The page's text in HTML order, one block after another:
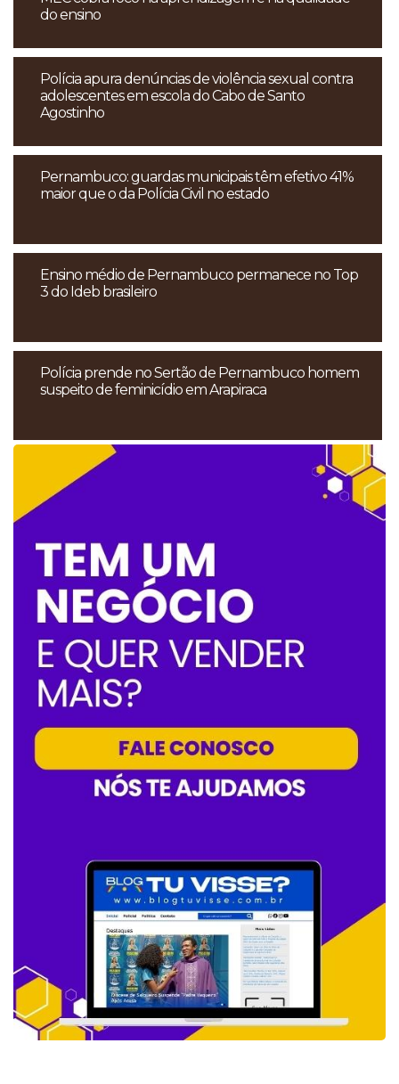
do ensino
Polícia apura denúncias de violência sexual contra
adolescentes em escola do Cabo de Santo
Agostinho
Pernambuco: guardas municipais têm efetivo 41%
maior que o da Polícia Civil no estado
Ensino médio de Pernambuco permanece no Top
3 do Ideb brasileiro
Polícia prende no Sertão de Pernambuco homem
suspeito de feminicídio em Arapiraca